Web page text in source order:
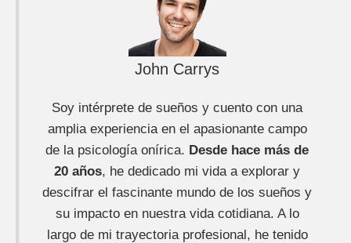
John Carrys
Soy intérprete de sueños y cuento con una
amplia experiencia en el apasionante campo
de la psicología onírica. Desde hace más de
20 años, he dedicado mi vida a explorar y
descifrar el fascinante mundo de los sueños y
su impacto en nuestra vida cotidiana. A lo
largo de mi trayectoria profesional, he tenido